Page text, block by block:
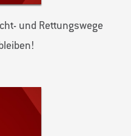
und Rettungswege